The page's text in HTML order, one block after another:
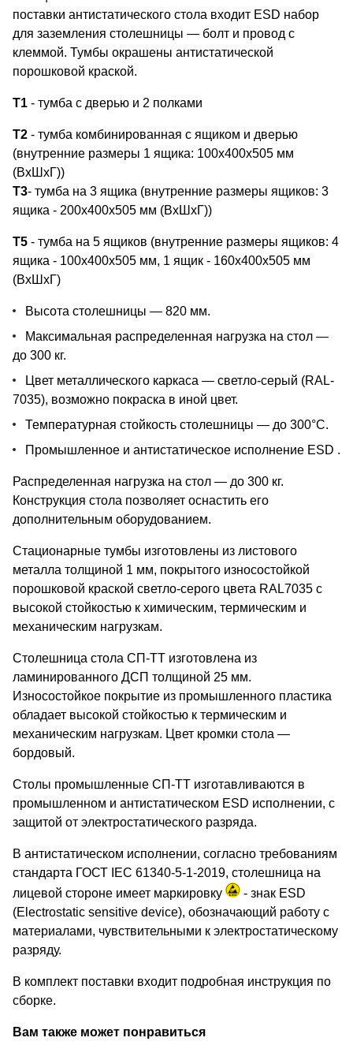
поставки антистатического стола входит ESD набор
для заземления столешницы — болт и провод с
клеммой. Тумбы окрашены антистатической
порошковой краской.
Т1 - тумба с дверью и 2 полками
Т2 - тумба комбинированная с ящиком и дверью
(внутренние размеры 1 ящика: 100х400х505 мм
(ВхШхГ))
Т3- тумба на 3 ящика (внутренние размеры ящиков: 3
ящика - 200х400х505 мм (ВхШхГ))
Т5 - тумба на 5 ящиков (внутренние размеры ящиков: 4
ящика - 100х400х505 мм, 1 ящик - 160х400х505 мм
(ВхШхГ)
Высота столешницы — 820 мм.
Максимальная распределенная нагрузка на стол —
до 300 кг.
Цвет металлического каркаса — светло-серый (RAL-
7035), возможно покраска в иной цвет.
Температурная стойкость столешницы — до 300°С.
Промышленное и антистатическое исполнение ESD .
Распределенная нагрузка на стол — до 300 кг.
Конструкция стола позволяет оснастить его
дополнительным оборудованием.
Стационарные тумбы изготовлены из листового
металла толщиной 1 мм, покрытого износостойкой
порошковой краской светло-серого цвета RAL7035 с
высокой стойкостью к химическим, термическим и
механическим нагрузкам.
Столешница cтола СП-ТТ изготовлена из
ламинированного ДСП толщиной 25 мм.
Износостойкое покрытие из промышленного пластика
обладает высокой стойкостью к термическим и
механическим нагрузкам. Цвет кромки стола —
бордовый.
Столы промышленные СП-ТТ изготавливаются в
промышленном и антистатическом ESD исполнении, с
защитой от электростатического разряда.
В антистатическом исполнении, согласно требованиям
стандарта ГОСТ IEC 61340-5-1-2019, столешница на
лицевой стороне имеет маркировку
- знак ESD
(Electrostatic sensitive device), обозначающий работу с
материалами, чувствительными к электростатическому
разряду.
В комплект поставки входит подробная инструкция по
сборке.
Вам также может понравиться